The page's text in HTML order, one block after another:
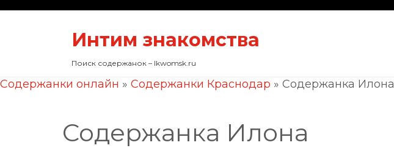
Интим знакомства
Поиск содержанок – lkwomsk.ru
Содержанки онлайн » Содержанки Краснодар » Содержанка Илона
Содержанка Илона